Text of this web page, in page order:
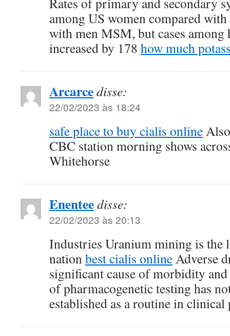
among US women compared
with men MSM, but cases among
increased by 178 how much
Arcarcedisse:
22/02/2023 às 18:24
safe place to buy cialis online
CBC station morning shows
Whitehorse
Enenteedisse:
22/02/2023 às 20:13
Industries Uranium mining is the
nationbest cialis onlineAdverse
significant cause of morbidity
of pharmacogenetic testing has
established as a routine in clinical